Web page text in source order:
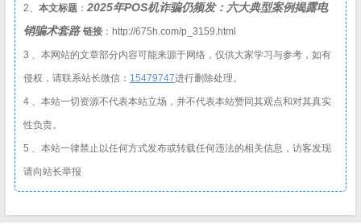
2、 本文标题 ： 2025年POS机诈骗仍频发：六大典型案例揭露电
销骗术套路 链接 ：http://675h.com/p_3159.html
3 、本网站的文章部分内容可能来源于网络，仅供大家学习与参考，如有
侵权，请联系站长微信： 15479747进行删除处理。
4 、本站一切资源不代表本站立场，并不代表本站赞同其观点和对其真实
性负责。
5 、本站一律禁止以任何方式发布或转载任何违法的相关信息，访客发现
请向站长举报